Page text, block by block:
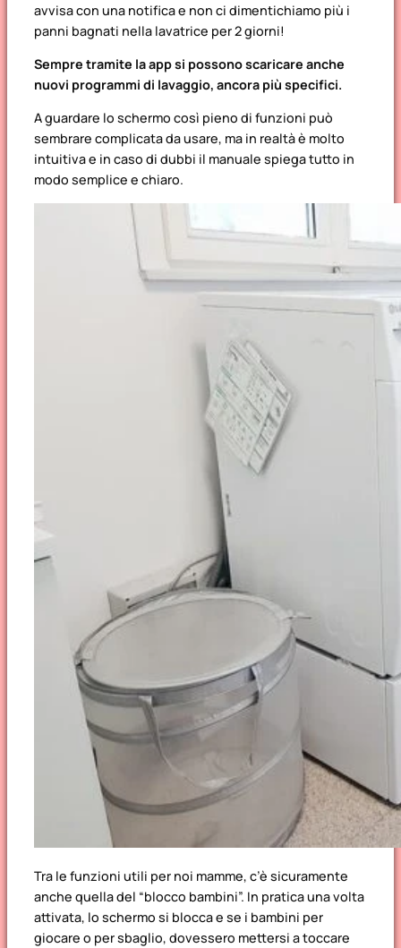
avvisa con una notifica e non ci dimentichiamo più i
panni bagnati nella lavatrice per 2 giorni!
Sempre tramite la app si possono scaricare anche
nuovi programmi di lavaggio, ancora più specifici.
A guardare lo schermo così pieno di funzioni può
sembrare complicata da usare, ma in realtà è molto
intuitiva e in caso di dubbi il manuale spiega tutto in
modo semplice e chiaro.
Tra le funzioni utili per noi mamme, c’è sicuramente
anche quella del “blocco bambini”. In pratica una volta
attivata, lo schermo si blocca e se i bambini per
giocare o per sbaglio, dovessero mettersi a toccare